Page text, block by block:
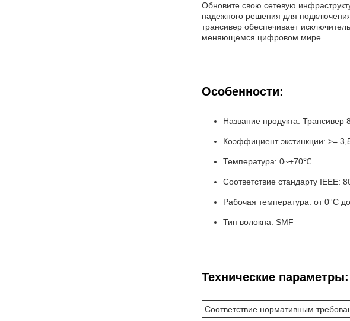
Обновите свою сетевую
надежного решения для
трансивер обеспечивает
меняющемся цифровом мире.
Особенности:
Название продукта: Трансивер
Коэффициент экстинкции: >=
Температура: 0~+70℃
Соответствие стандарту IEEE:
Рабочая температура: от 0°C
Тип волокна: SMF
Технические параметры:
Соответствие нормативным